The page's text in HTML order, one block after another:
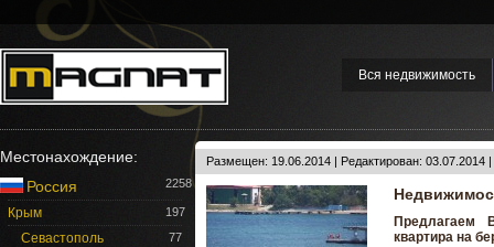
Вся недвижимость
Местонахождение:
Россия
2258
Крым 197
Севастополь 77
Размещен: 19.06.2014 | Редактирован: 03.07.2014
Предлагаем
квартира на